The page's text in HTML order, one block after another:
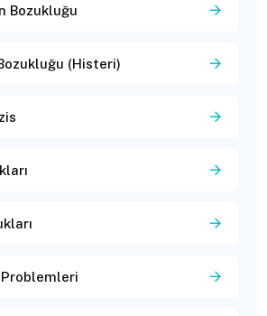
Bozukluğu
(Histeri)